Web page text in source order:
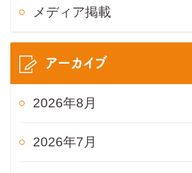
メディア掲載
アーカイブ
2026年8月
2026年7月